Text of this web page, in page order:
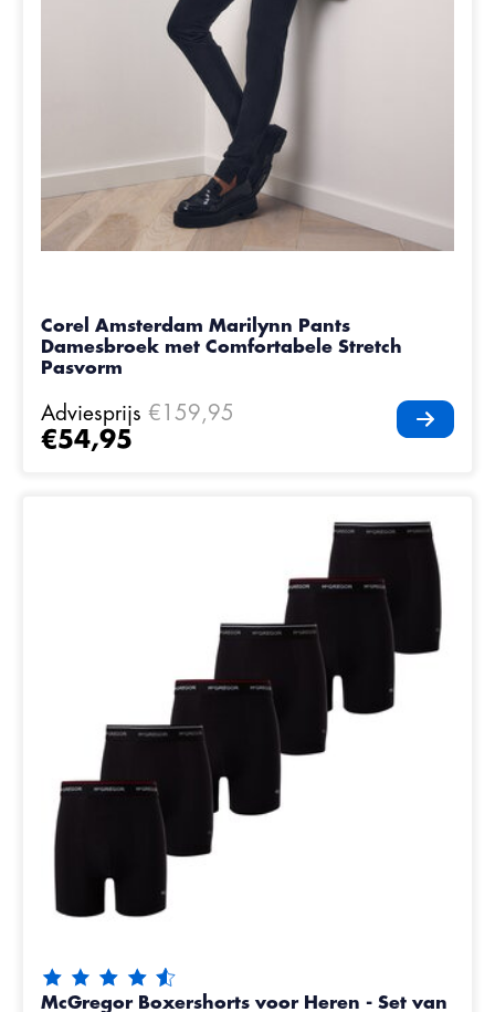
Corel Amsterdam Marilynn Pants
Damesbroek met Comfortabele Stretch
Pasvorm
Adviesprijs €159,95
€54,95
De beoordeling van dit product is
McGregor Boxershorts voor Heren - Set van